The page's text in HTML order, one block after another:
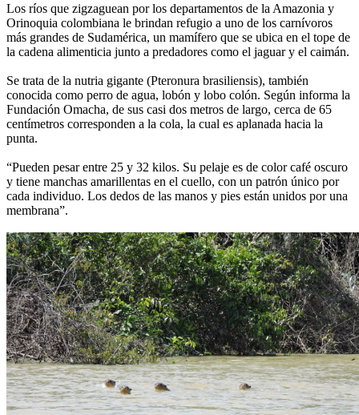
Los ríos que zigzaguean por los departamentos de la Amazonia y
Orinoquia colombiana le brindan refugio a uno de los carnívoros
más grandes de Sudamérica, un mamífero que se ubica en el tope de
la cadena alimenticia junto a predadores como el jaguar y el caimán.
Se trata de la nutria gigante (Pteronura brasiliensis), también
conocida como perro de agua, lobón y lobo colón. Según informa la
Fundación Omacha, de sus casi dos metros de largo, cerca de 65
centímetros corresponden a la cola, la cual es aplanada hacia la
punta.
“Pueden pesar entre 25 y 32 kilos. Su pelaje es de color café oscuro
y tiene manchas amarillentas en el cuello, con un patrón único por
cada individuo. Los dedos de las manos y pies están unidos por una
membrana”.